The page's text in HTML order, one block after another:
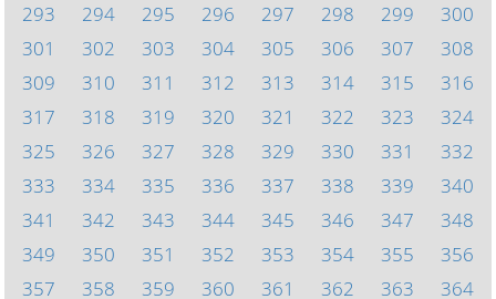
293
294 295 296 297 298 299
300
301
302 303 304 305 306 307
308
309
310 311 312 313 314 315
316
317
318 319 320 321 322 323
324
325
326 327 328 329 330 331
332
333
334 335 336 337 338 339
340
341
342 343 344 345 346 347
348
349
350 351 352 353 354 355
356
357
358 359 360 361 362 363 364